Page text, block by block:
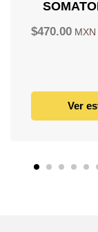
$470.00
Ver